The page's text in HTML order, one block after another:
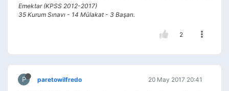
Emektar (KPSS 2012-2017)
35 Kurum Sınavı - 14 Mülakat - 3 Başarı.
2
P paretowilfredo 20 May 2017 20:41